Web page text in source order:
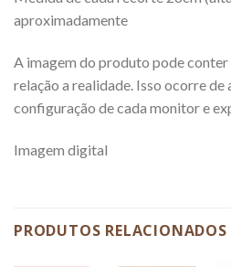
aproximadamente
A imagem do produto pode
relação a realidade. Isso ocorre de
configuração de cada monitor e
Imagem digital
PRODUTOS RELACIONADOS